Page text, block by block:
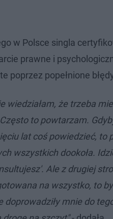
w Polsce singla
prawne i
poprzez popełnione
wiedziałam, że trzeba
to powtarzam.
lat coś powiedzieć, to
wszystkich dookoła.
Ale z drugiej
na wszystko, to
doprowadziły mnie do